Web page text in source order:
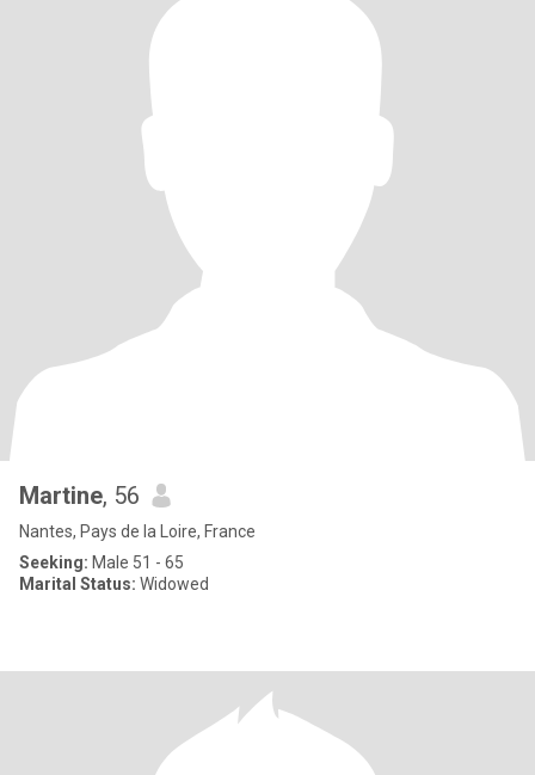
Martine, 56
Nantes, Pays de la Loire, France
Seeking: Male 51 - 65
Marital Status: Widowed